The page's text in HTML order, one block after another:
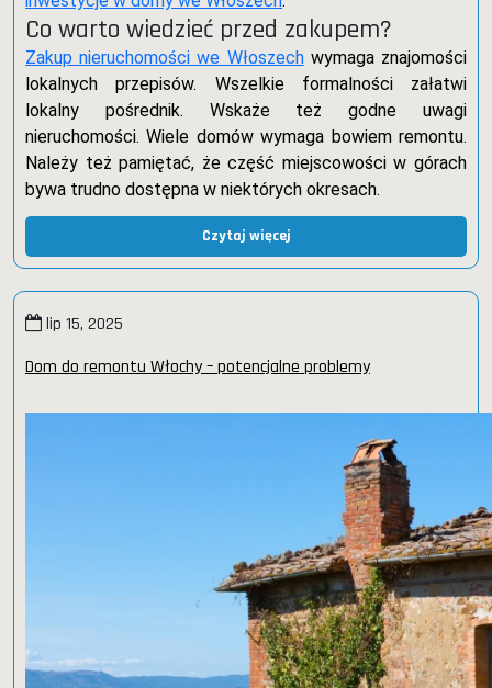
Co warto wiedzieć przed zakupem?
Zakup nieruchomości we Włoszechwymaga znajomości
lokalnych przepisów. Wszelkie formalności załatwi
lokalny pośrednik. Wskaże też godne uwagi
nieruchomości. Wiele domów wymaga bowiem remontu.
Należy też pamiętać, że część miejscowości w górach
bywa trudno dostępna w niektórych okresach.
Czytaj więcej
lip 15, 2025
Dom do remontu Włochy – potencjalne problemy